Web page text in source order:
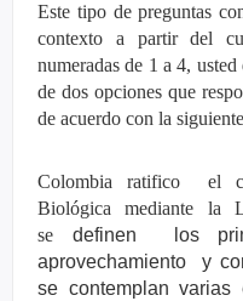
Este tipo de preguntas
contexto a partir del
numeradas de 1 a 4,
de dos opciones que
de acuerdo con la
Colombia ratifico el
Biológica mediante
se definen los
aprovechamiento
y
se contemplan